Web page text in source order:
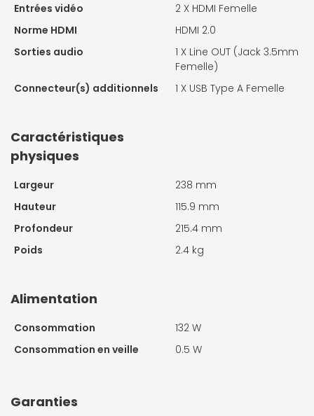
Entrées vidéo 2 X HDMI Femelle
Norme HDMI
HDMI 2.0
Sorties audio
1 X Line OUT (Jack 3.5mm
Femelle)
Connecteur(s) additionnels
1 X USB Type A Femelle
Caractéristiques
physiques
Largeur
238 mm
Hauteur
115.9 mm
Profondeur
215.4 mm
Poids
2.4 kg
Alimentation
Consommation
132 W
Consommation en veille
0.5 W
Garanties